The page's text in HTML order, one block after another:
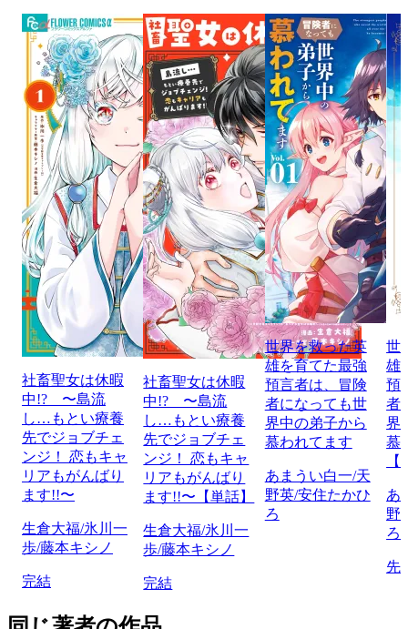
社畜聖女は休暇
中!? 〜島流
し…もとい療養
先でジョブチェ
ンジ！ 恋もキャ
リアもがんばり
ます!!〜
生倉大福/氷川一
歩/藤本キシノ
完結
社畜聖女は休暇
中!? 〜島流
し…もとい療養
先でジョブチェ
ンジ！ 恋もキャ
リアもがんばり
ます!!〜【単話】
生倉大福/氷川一
歩/藤本キシノ
完結
世界を救った英
雄を育てた最強
預言者は、冒険
者になっても世
界中の弟子から
慕われてます
あまうい白一/天
野英/安住たかひ
ろ
世
雄
預
者
界
慕
あ
野
ろ
先